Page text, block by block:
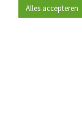
Alles accepteren